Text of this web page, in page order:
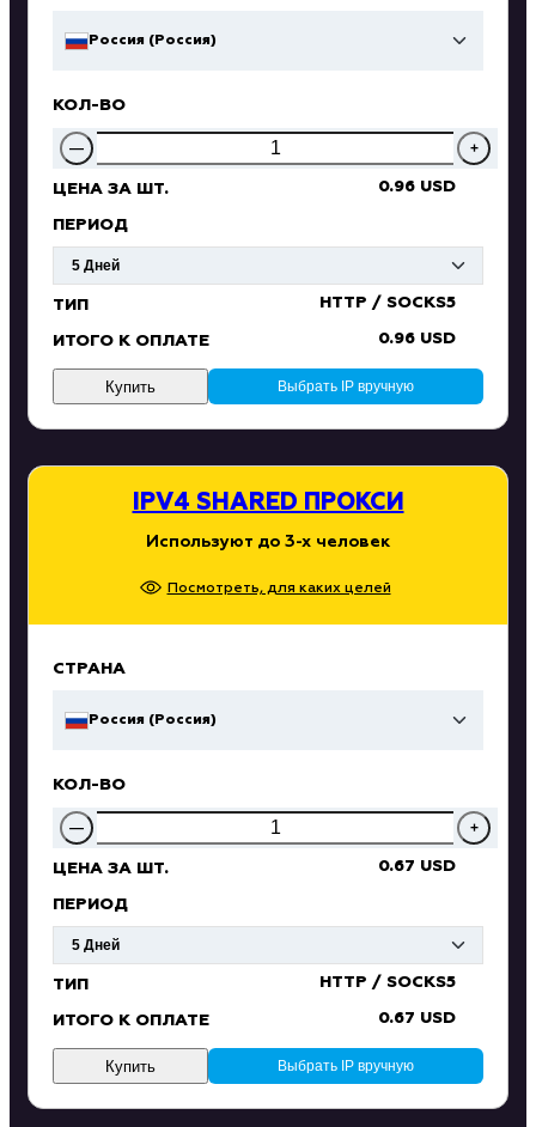
IPV4 SHARED ПРОКСИ
Используют до 3-х человек
Посмотреть, для каких целей
СТРАНА
Россия (Россия)
КОЛ-ВО
— +
ЦЕНА ЗА ШТ. 0.67 USD
ПЕРИОД
ТИП HTTP / SOCKS5
ИТОГО К ОПЛАТЕ 0.67 USD
Выбрать IP вручную
Купить
Россия (Россия)
КОЛ-ВО
— +
ЦЕНА ЗА ШТ. 0.96 USD
ПЕРИОД
ТИП HTTP / SOCKS5
ИТОГО К ОПЛАТЕ 0.96 USD
Выбрать IP вручную
Купить